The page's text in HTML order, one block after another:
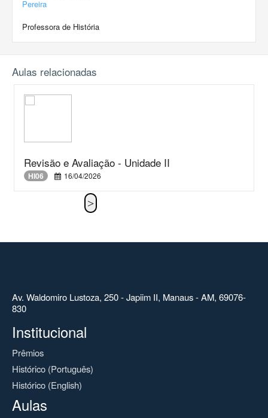
Professora de História
Aulas relacionadas
Revisão e Avaliação - Unidade II
HI06 16/04/2026
Av. Waldomiro Lustoza, 250 - Japiim II, Manaus - AM, 69076-
830
Institucional
Prêmios
Histórico (Português)
Histórico (English)
Aulas